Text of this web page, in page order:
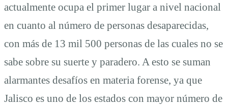
actualmente ocupa el primer lugar a nivel nacional
en cuanto al número de personas desaparecidas,
con más de 13 mil 500 personas de las cuales no se
sabe sobre su suerte y paradero. A esto se suman
alarmantes desafíos en materia forense, ya que
Jalisco es uno de los estados con mayor número de